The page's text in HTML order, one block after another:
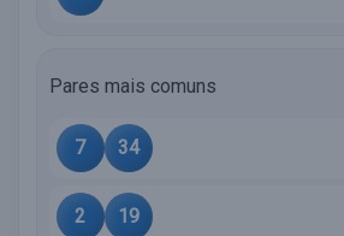
Pares mais comuns
7 34
2 19